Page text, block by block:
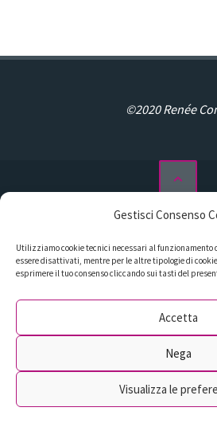
Gestisci Consenso
Utilizziamo cookie tecnici necessari al funzionamento
essere disattivati, mentre per le altre tipologie di
esprimere il tuo consenso cliccando sui tasti del
Accetta
Nega
Visualizza le
©2020 Renée
Privacy Policy
Cookie Policy
Libri
Podcast
Assistenza al Self
Contatti